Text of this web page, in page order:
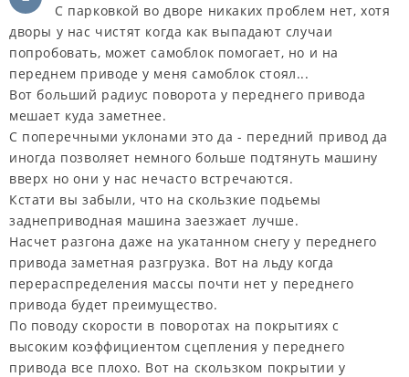
С парковкой во дворе никаких проблем нет, хотя
дворы у нас чистят когда как выпадают случаи
попробовать, может самоблок помогает, но и на
переднем приводе у меня самоблок стоял...
Вот больший радиус поворота у переднего привода
мешает куда заметнее.
С поперечными уклонами это да - передний привод да
иногда позволяет немного больше подтянуть машину
вверх но они у нас нечасто встречаются.
Кстати вы забыли, что на скользкие подьемы
заднеприводная машина заезжает лучше.
Насчет разгона даже на укатанном снегу у переднего
привода заметная разгрузка. Вот на льду когда
перераспределения массы почти нет у переднего
привода будет преимущество.
По поводу скорости в поворотах на покрытиях с
высоким коэффициентом сцепления у переднего
привода все плохо. Вот на скользком покрытии у